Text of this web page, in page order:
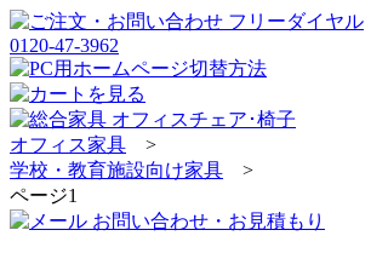
オフィス家具 >
学校・教育施設向け家具 >
ページ1